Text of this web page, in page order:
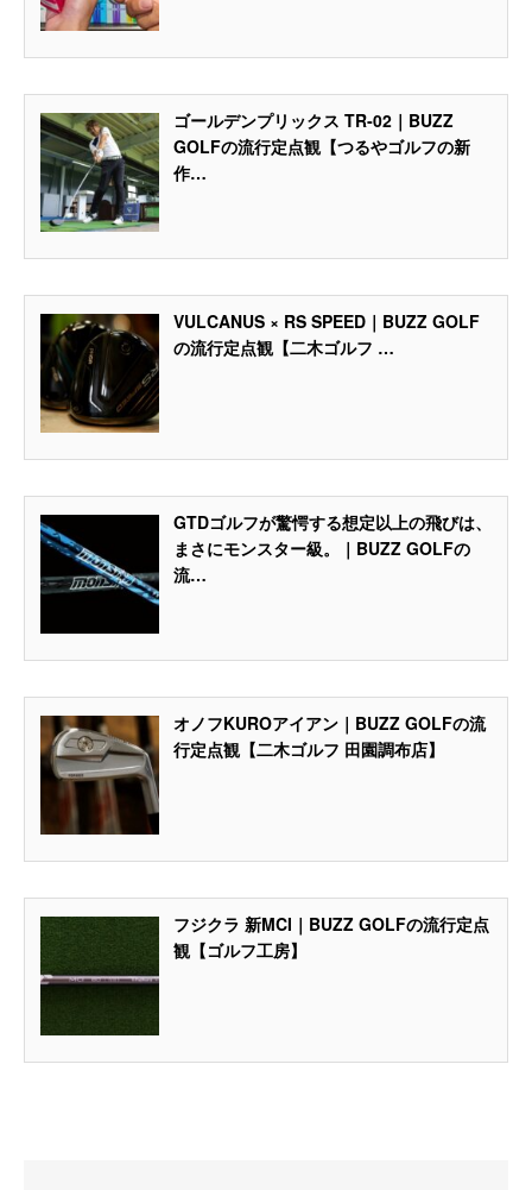
ゴールデンプリックス TR‐02｜BUZZ
GOLFの流行定点観【つるやゴルフの新
作…
VULCANUS × RS SPEED｜BUZZ GOLF
の流行定点観【二木ゴルフ …
GTDゴルフが驚愕する想定以上の飛びは、
まさにモンスター級。｜BUZZ GOLFの
流…
オノフKUROアイアン｜BUZZ GOLFの流
行定点観【二木ゴルフ 田園調布店】
フジクラ 新MCI｜BUZZ GOLFの流行定点
観【ゴルフ工房】